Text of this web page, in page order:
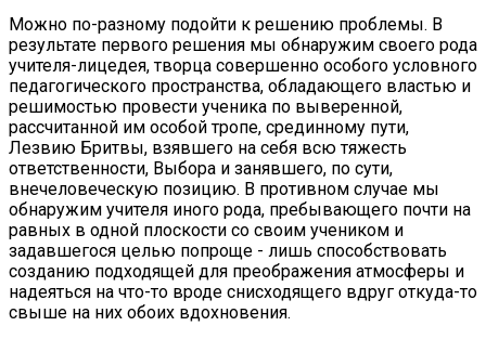
Можно по-разному подойти к решению проблемы. В
результате первого решения мы обнаружим своего рода
учителя-лицедея, творца совершенно особого условного
педагогического пространства, обладающего властью и
решимостью провести ученика по выверенной,
рассчитанной им особой тропе, срединному пути,
Лезвию Бритвы, взявшего на себя всю тяжесть
ответственности, Выбора и занявшего, по сути,
внечеловеческую позицию. В противном случае мы
обнаружим учителя иного рода, пребывающего почти на
равных в одной плоскости со своим учеником и
задавшегося целью попроще - лишь способствовать
созданию подходящей для преображения атмосферы и
надеяться на что-то вроде снисходящего вдруг откуда-то
свыше на них обоих вдохновения.